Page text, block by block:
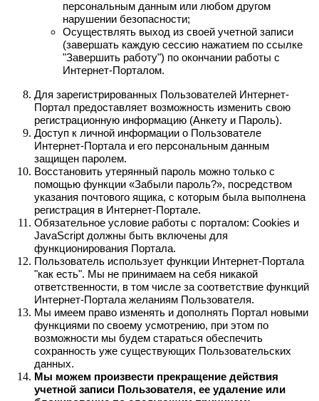
персональным данным или любом другом
нарушении безопасности;
Осуществлять выход из своей учетной записи
(завершать каждую сессию нажатием по ссылке
"Завершить работу") по окончании работы с
Интернет-Порталом.
Для зарегистрированных Пользователей Интернет-
Портал предоставляет возможность изменить свою
регистрационную информацию (Анкету и Пароль).
Доступ к личной информации о Пользователе
Интернет-Портала и его персональным данным
защищен паролем.
Восстановить утерянный пароль можно только с
помощью функции «Забыли пароль?», посредством
указания почтового ящика, с которым была выполнена
регистрация в Интернет-Портале.
Обязательное условие работы с порталом: Cookies и
JavaScript должны быть включены для
функционирования Портала.
Пользователь использует функции Интернет-Портала
"как есть". Мы не принимаем на себя никакой
ответственности, в том числе за соответствие функций
Интернет-Портала желаниям Пользователя.
Мы имеем право изменять и дополнять Портал новыми
функциями по своему усмотрению, при этом по
возможности мы будем стараться обеспечить
сохранность уже существующих Пользовательских
данных.
Мы можем произвести прекращение действия
учетной записи Пользователя, ее удаление или